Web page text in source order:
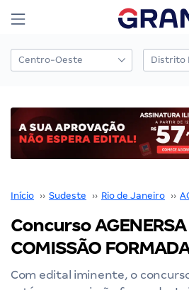
Início ›› Sudeste ›› Rio de Janeiro ››
Concurso AGENERSA
COMISSÃO
Com edital iminente, o concurso